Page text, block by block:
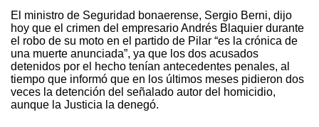
El ministro de Seguridad bonaerense, Sergio Berni, dijo
hoy que el crimen del empresario Andrés Blaquier durante
el robo de su moto en el partido de Pilar “es la crónica de
una muerte anunciada”, ya que los dos acusados
detenidos por el hecho tenían antecedentes penales, al
tiempo que informó que en los últimos meses pidieron dos
veces la detención del señalado autor del homicidio,
aunque la Justicia la denegó.